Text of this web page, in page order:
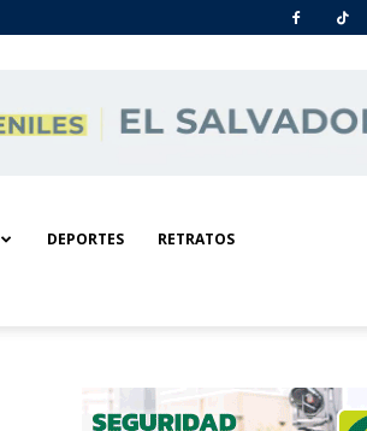
DEPORTES RETRATOS